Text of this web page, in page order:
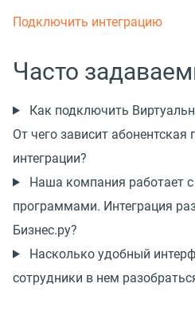
Подключить интеграцию
Часто
Как подключить
От чего зависит абонентская
интеграции?
Наша компания работает
программами. Интеграция
Бизнес.ру?
Насколько удобный
сотрудники в нем